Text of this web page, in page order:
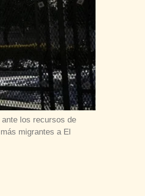
los recursos de
migrantes a El